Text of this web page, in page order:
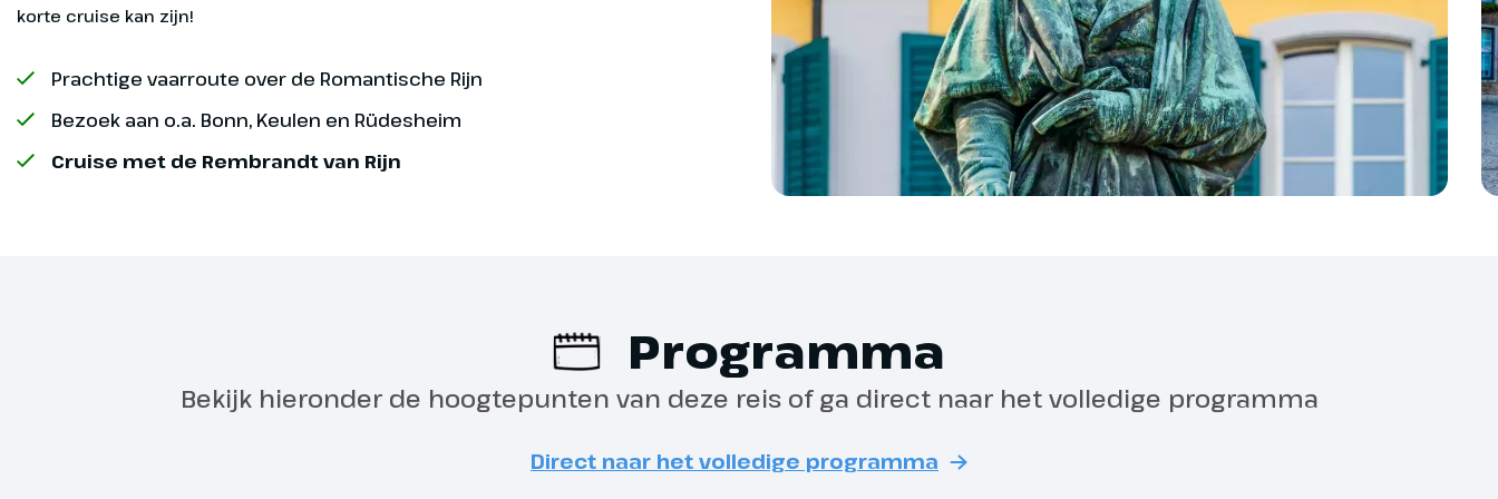
korte cruise kan zijn!
Prachtige vaarroute over de Romantische Rijn
Bezoek aan o.a. Bonn, Keulen en Rüdesheim
Cruise met de Rembrandt van Rijn
Programma
Bekijk hieronder de hoogtepunten van deze reis of ga direct naar het volledige programma
Direct naar het volledige programma
je op weg naar je comfortabele hut. Terwijl je
Duitsland. Buiten zie je de oevers langzaam
veranderen, terwijl de avond over het water
ontspannen met een drankje, kennismaken
met je medepassagiers en genieten van de
Dag 2 Keulen - Bonn
Na een goed ontbijt naderen we Keulen, waar
we rond het middaguur aanmeren. De stad aan
Drankenpakket (aan boord te boeken en te betalen)
Excursies (aan boord te boeken en betalen)
Verzekeringen
Eventuele fooien
Vanaf-prijs